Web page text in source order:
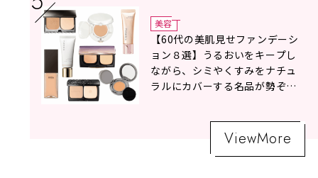
美容
【60代の美肌見せファンデーシ
ョン８選】うるおいをキープし
ながら、シミやくすみをナチュ
ラルにカバーする名品が勢ぞろ
ViewMore